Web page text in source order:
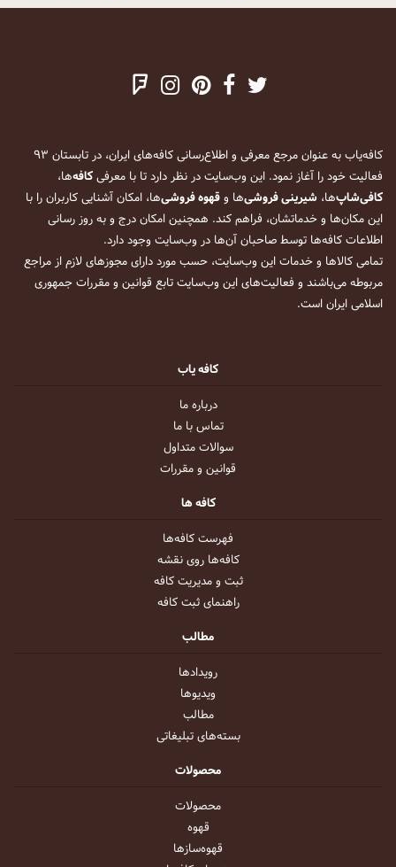
کافه‌یاب به عنوان مرجع معرفی و اطلاع‌رسانی کافه‌های ایران، در تابستان ۹۳
فعالیت خود را آغاز نمود. این وب‌سایت در نظر دارد تا با معرفیکافه‌ها،
کافی‌شاپ‌ها، شیرینی فروشی‌ها وقهوه فروشی‌ها، امکان آشنایی کاربران را با
این مکان‌ها و خدماتشان، فراهم کند. همچنین امکان درج و به روز رسانی
اطلاعات کافه‌ها توسط صاحبان آن‌ها در وب‌سایت وجود دارد.
تمامی کالاها و خدمات این وب‌سایت، حسب مورد دارای مجوزهای لازم از مراجع
مربوطه می‌باشند و فعالیت‌های این وب‌سایت تابع قوانین و مقررات جمهوری
اسلامی ایران است.
کافه یاب
درباره ما
تماس با ما
سوالات متداول
قوانین و مقررات
کافه ها
فهرست کافه‌ها
کافه‌ها روی نقشه
ثبت و مدیریت کافه
راهنمای ثبت کافه
مطالب
رویداد‌ها
ویدیو‌ها
مطالب
بسته‌های تبلیغاتی
محصولات
محصولات
قهوه
قهوه‌ساز‌ها